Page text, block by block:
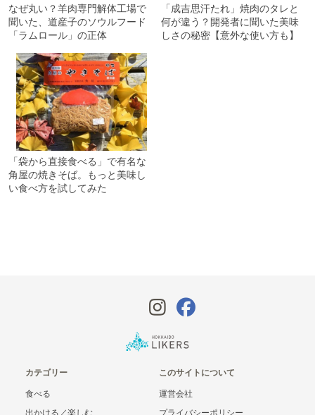
なぜ丸い？羊肉専門解体工場で
聞いた、道産子のソウルフード
「ラムロール」の正体
「成吉思汗たれ」焼肉のタレと
何が違う？開発者に聞いた美味
しさの秘密【意外な使い方も】
「袋から直接食べる」で有名な
角屋の焼きそば。もっと美味し
い食べ方を試してみた
カテゴリー
食べる
出かける／楽しむ
このサイトについて
運営会社
プライバシーポリシー